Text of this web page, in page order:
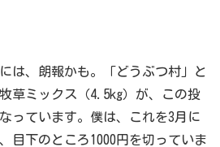
は、朗報かも。「どうぶつ村」と
草ミックス（4.5kg）が、この投
っています。僕は、これを3月に
目下のところ1000円を切っていま